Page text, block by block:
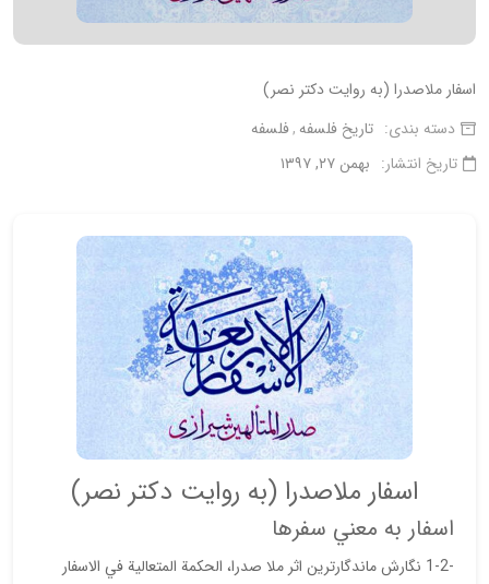
اسفار ملاصدرا (به روايت دكتر نصر)
دسته بندی: تاریخ فلسفه فلسفه
تاریخ انتشار: بهمن ۲۷, ۱۳۹۷
اسفار ملاصدرا (به روايت دكتر نصر)
اسفار به معني سفرها
-1-2 نگارش ماندگارترين اثر ملا صدرا، الحكمة المتعالية في الاسفار